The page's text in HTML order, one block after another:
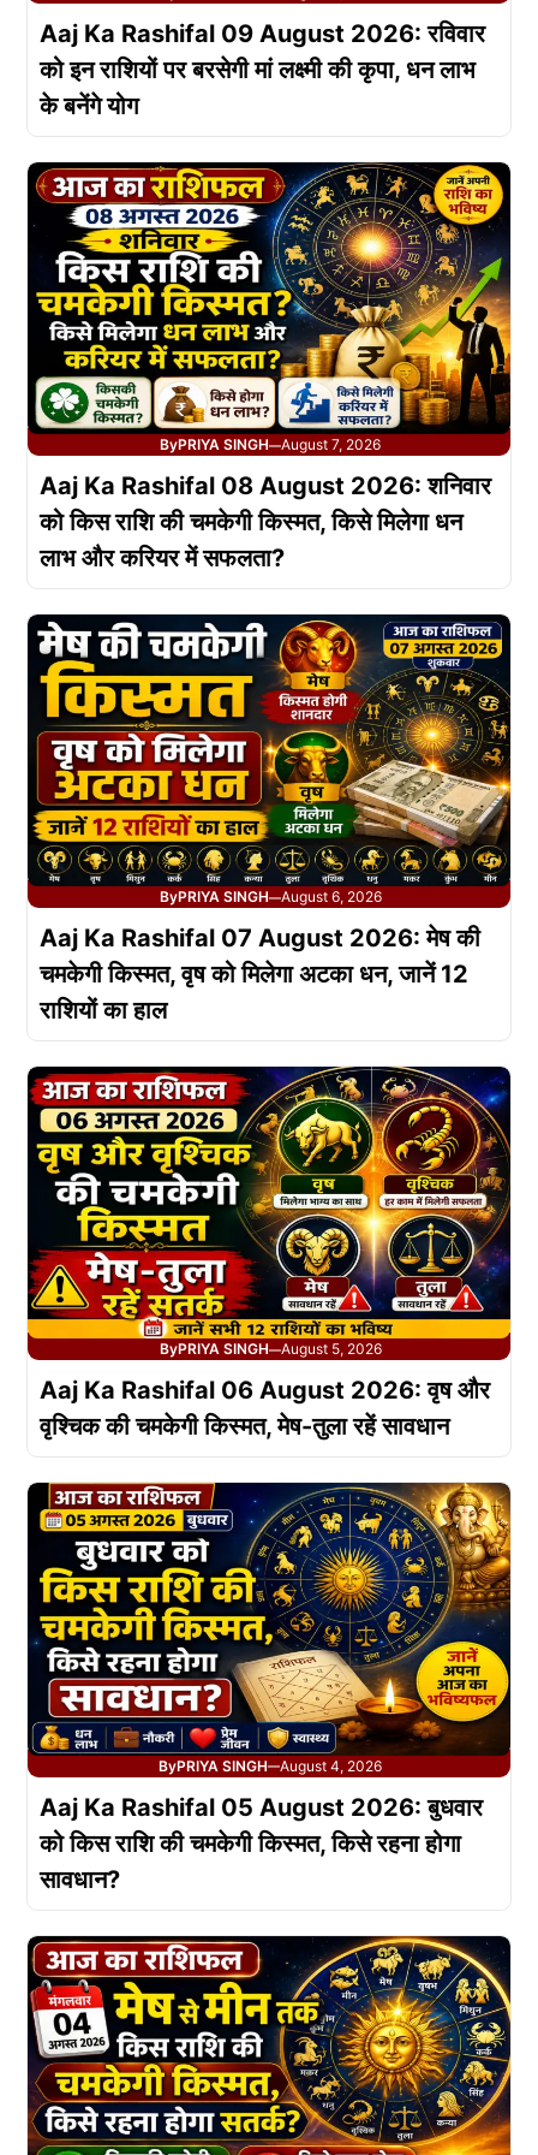
Aaj Ka Rashifal 09 August 2026: रविवार
को इन राशियों पर बरसेगी मां लक्ष्मी की कृपा, धन लाभ
के बनेंगे योग
ByPRIYA SINGH—August 7, 2026
Aaj Ka Rashifal 08 August 2026: शनिवार
को किस राशि की चमकेगी किस्मत, किसे मिलेगा धन
लाभ और करियर में सफलता?
ByPRIYA SINGH—August 6, 2026
Aaj Ka Rashifal 07 August 2026: मेष की
चमकेगी किस्मत, वृष को मिलेगा अटका धन, जानें 12
राशियों का हाल
ByPRIYA SINGH—August 5, 2026
Aaj Ka Rashifal 06 August 2026: वृष और
वृश्चिक की चमकेगी किस्मत, मेष-तुला रहें सावधान
ByPRIYA SINGH—August 4, 2026
Aaj Ka Rashifal 05 August 2026: बुधवार
को किस राशि की चमकेगी किस्मत, किसे रहना होगा
सावधान?